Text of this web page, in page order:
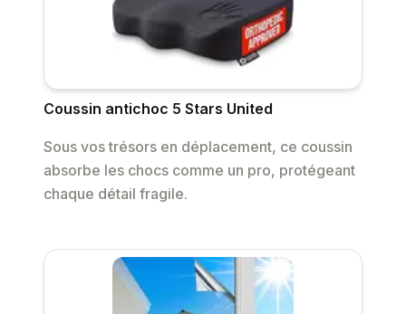
Coussin antichoc 5 Stars United
Sous vos trésors en déplacement, ce coussin
absorbe les chocs comme un pro, protégeant
chaque détail fragile.